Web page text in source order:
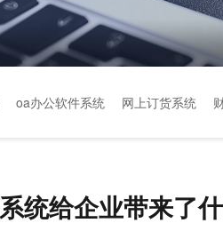
oa办公软件系统 网上订货系统
统给企业带来了